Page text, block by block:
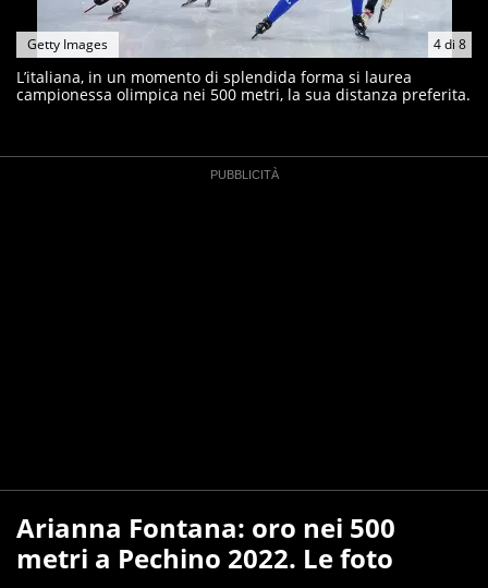
4di 8
Getty Images
L’italiana, in un momento di splendida forma si laurea
campionessa olimpica nei 500 metri, la sua distanza preferita.
Arianna Fontana: oro nei 500
metri a Pechino 2022. Le foto